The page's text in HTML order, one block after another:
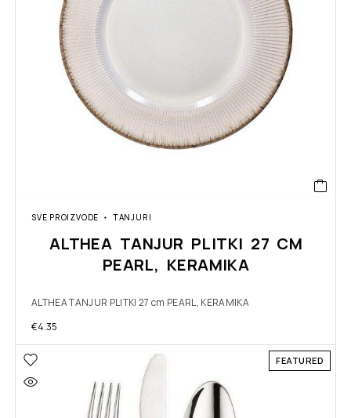
SVE PROIZVODE TANJURI
ALTHEA TANJUR PLITKI 27 CM
PEARL, KERAMIKA
ALTHEA TANJUR PLITKI 27 cm PEARL, KERAMIKA
€4.35
FEATURED